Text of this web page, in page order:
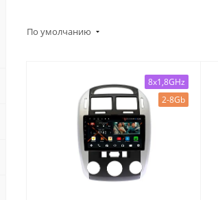
По умолчанию
8x1,8GHz
2-8Gb